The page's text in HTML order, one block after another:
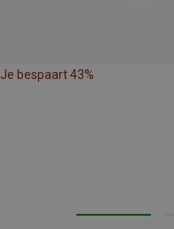
Je bespaart 43%